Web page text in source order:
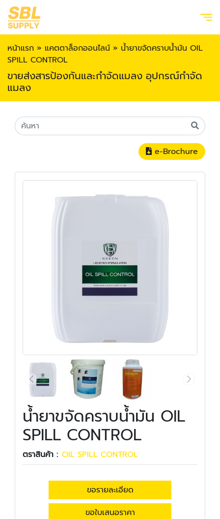
หน้าแรก » แคตตาล็อกออนไลน์ » น้ำยาขจัดคราบน้ำมัน OIL
SPILL CONTROL
ขายส่งสารป้องกันและกำจัดแมลง อุปกรณ์กำจัด
แมลง
e-Brochure
น้ำยาขจัดคราบน้ำมัน OIL
SPILL CONTROL
ตราสินค้า : OIL SPILL CONTROL
ขอรายละเอียด
ขอใบเสนอราคา